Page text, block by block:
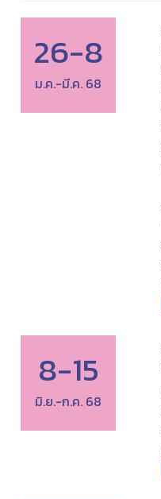
26-8
ม.ค.-มี.ค. 68
8-15
มิ.ย.-ก.ค. 68